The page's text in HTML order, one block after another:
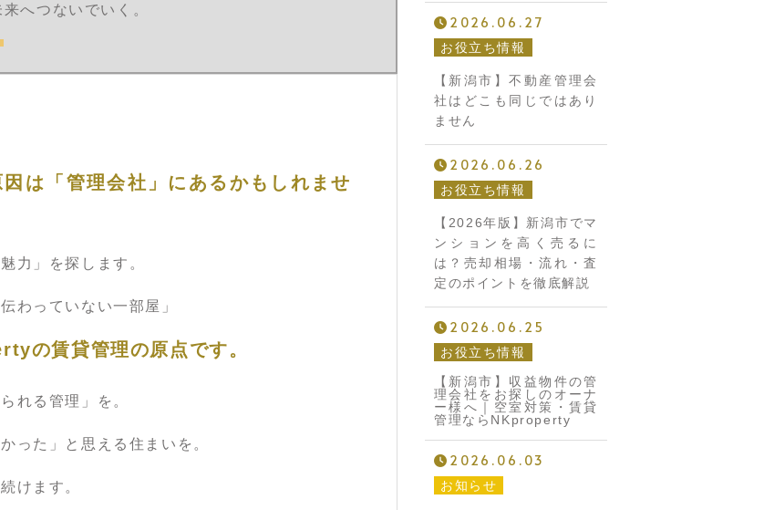
へつないでいく。
は「管理会社」にあるかもしれませ
力」を探します。
わっていない一部屋」
の賃貸管理の原点です。
れる管理」を。
った」と思える住まいを。
けます。
2026.06.27
お役立ち情報
【新潟市】不動産管理会
社はどこも同じではあり
ません
2026.06.26
お役立ち情報
【2026年版】新潟市でマ
ンションを高く売るに
は？売却相場・流れ・査
定のポイントを徹底解説
2026.06.25
お役立ち情報
【新潟市】収益物件の管
理会社をお探しのオーナ
ー様へ｜空室対策・賃貸
管理ならNKproperty
2026.06.03
お知らせ